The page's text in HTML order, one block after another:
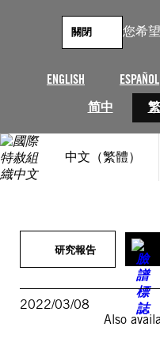
您希
ENGLISH ESPAÑOL
简中
關閉
中文（繁體）
研究報告
2022/03/08
Also